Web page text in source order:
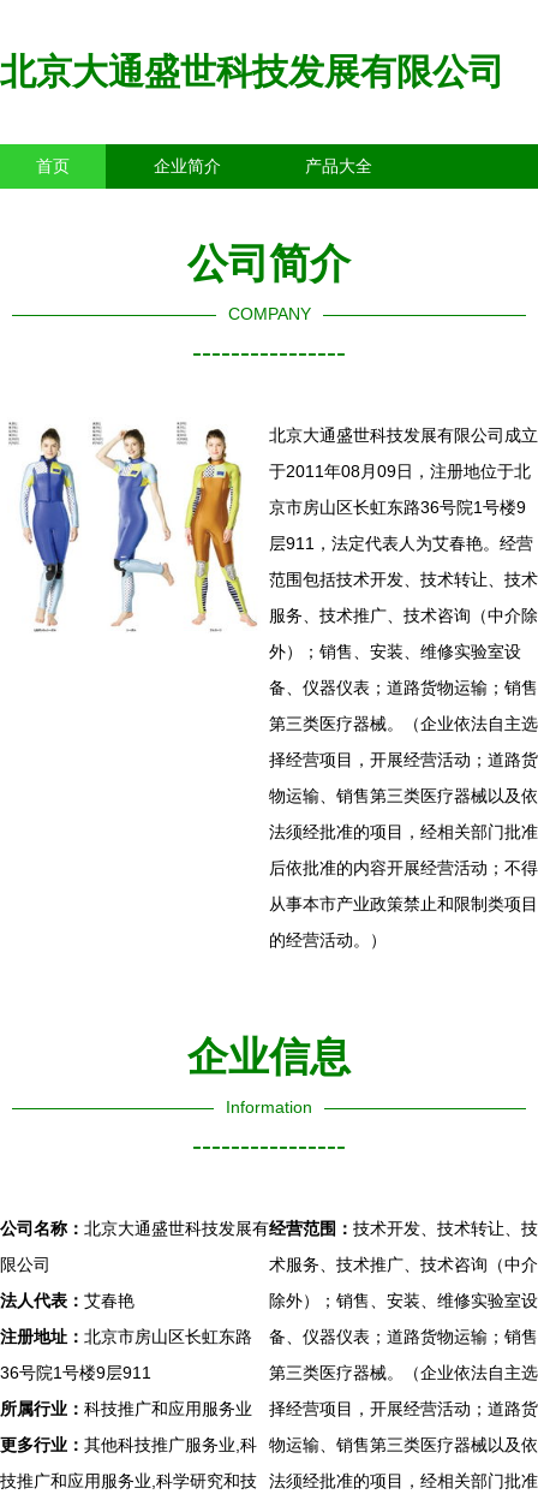
北京大通盛世科技发展有限公司
首页 企业简介 产品大全
公司简介
COMPANY
----------------
北京大通盛世科技发展有限公司成立
于2011年08月09日，注册地位于北
京市房山区长虹东路36号院1号楼9
层911，法定代表人为艾春艳。经营
范围包括技术开发、技术转让、技术
服务、技术推广、技术咨询（中介除
外）；销售、安装、维修实验室设
备、仪器仪表；道路货物运输；销售
第三类医疗器械。（企业依法自主选
择经营项目，开展经营活动；道路货
物运输、销售第三类医疗器械以及依
法须经批准的项目，经相关部门批准
后依批准的内容开展经营活动；不得
从事本市产业政策禁止和限制类项目
的经营活动。）
企业信息
Information
----------------
公司名称： 北京大通盛世科技发展有
限公司
法人代表： 艾春艳
注册地址： 北京市房山区长虹东路
36号院1号楼9层911
所属行业： 科技推广和应用服务业
更多行业： 其他科技推广服务业,科
技推广和应用服务业,科学研究和技
经营范围： 技术开发、技术转让、技
术服务、技术推广、技术咨询（中介
除外）；销售、安装、维修实验室设
备、仪器仪表；道路货物运输；销售
第三类医疗器械。（企业依法自主选
择经营项目，开展经营活动；道路货
物运输、销售第三类医疗器械以及依
法须经批准的项目，经相关部门批准